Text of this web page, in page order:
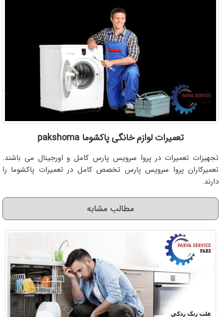
تعمیرات لوازم خانگی پاکشوما pakshoma
تجهیزات تعمیرات در پروا سرویس پارس کامل و اورجینال می باشند.
تعمیرکاران پروا سرویس پارس تخصص کامل در تعمیرات پاکشوما را
دارند.
مطالب مشابه